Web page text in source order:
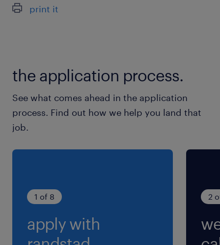
print it
the application process.
See what comes ahead in the application
process. Find out how we help you land that
job.
1 of 8
apply with
2